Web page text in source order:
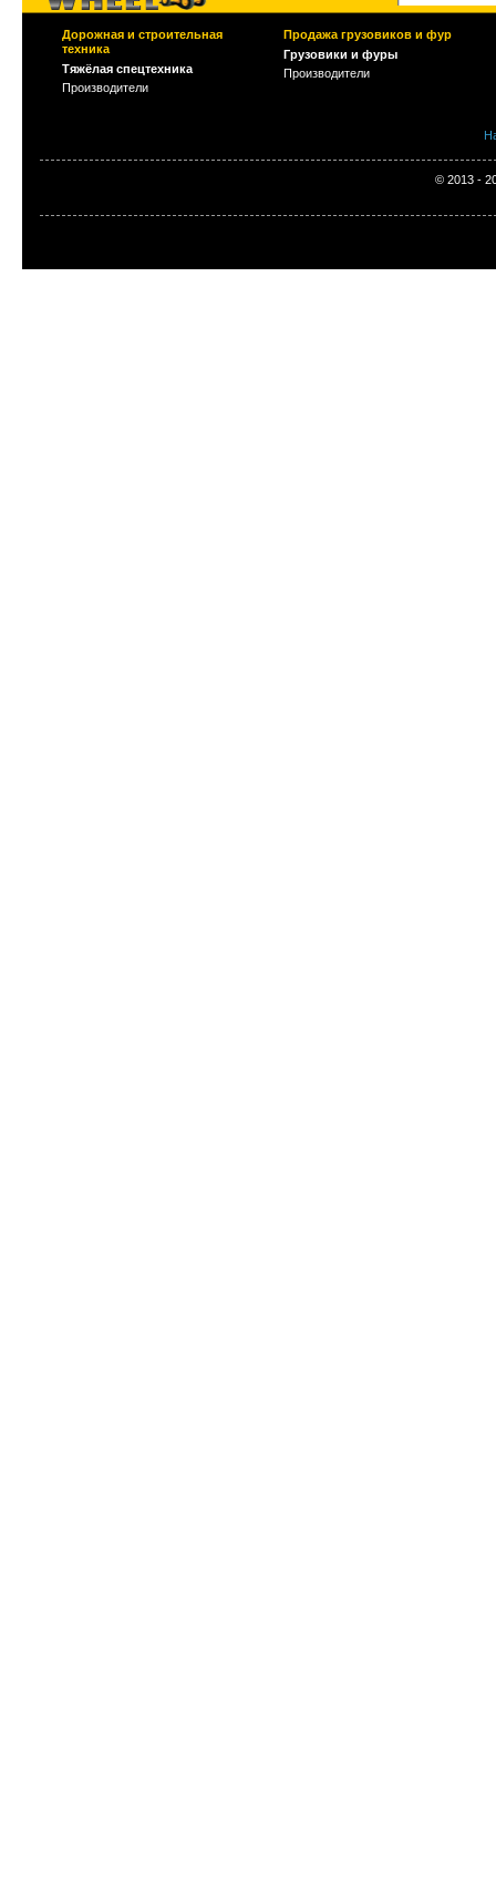
Дорожная и строительная
техника
Тяжёлая спецтехника
Производители
Продажа грузовиков и фур
Грузовики и фуры
Производители
© 2013 -